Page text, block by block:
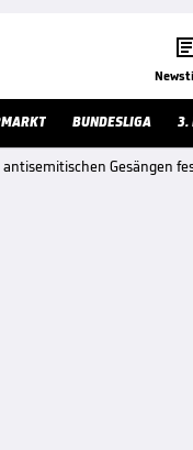

BUNDESLIGA 3.
Gesängen